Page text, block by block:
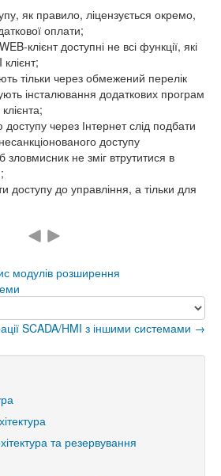
як правило, ліцензується окремо,
оплати;
клієнт доступні не всі функції, які
тільки через обмежений перелік
інсталювання додаткових програм
доступу через Інтернет слід подбати
доступу
зловмисник не зміг втрутитися в
доступу до управління, а тільки для
модулів розширення
SCADA/HMI з іншими системами →
та резервування